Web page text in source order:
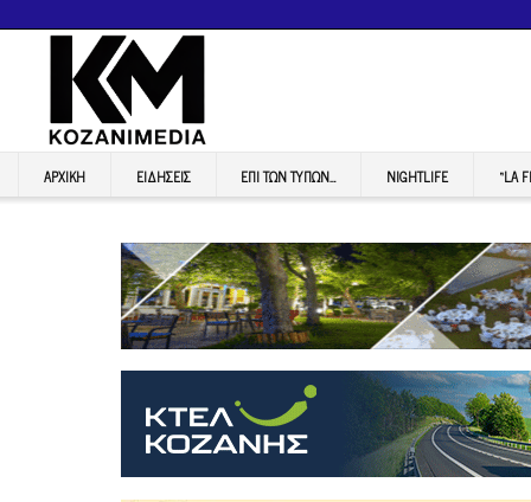
ΑΡΧΙΚΉ ΕΙΔΉΣΕΙΣ ΕΠI ΤΩΝ ΤΥΠΩΝ… NIGHTLIFE “LA